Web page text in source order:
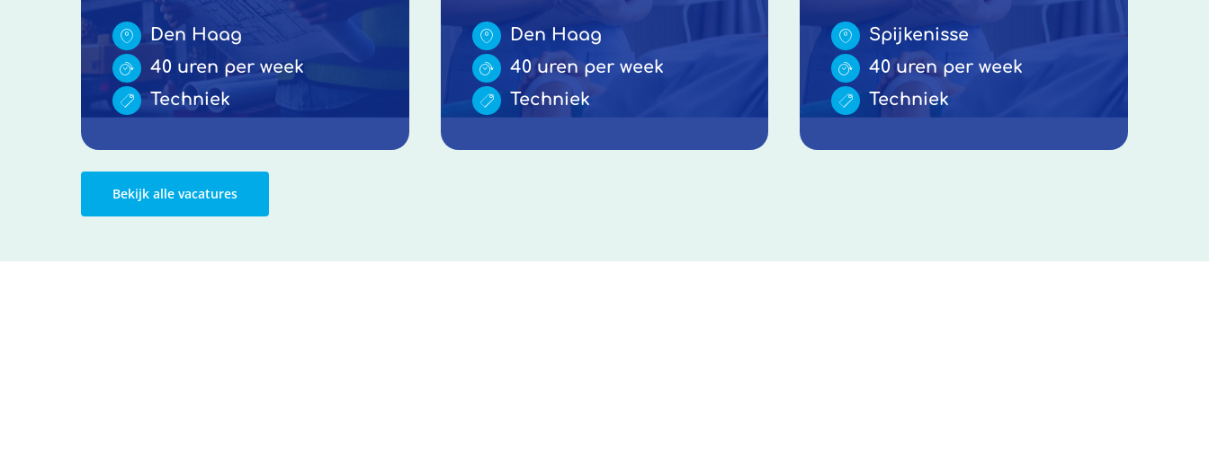
Den Haag
40 uren per week
Techniek
Den Haag
40 uren per week
Techniek
Spijkenisse
40 uren per week
Techniek
Bekijk alle vacatures